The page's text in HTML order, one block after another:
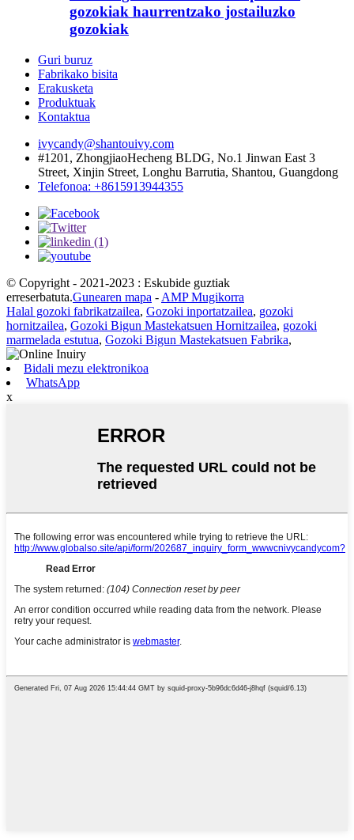
gozokiak haurrentzako jostailuzko
gozokiak
Guri buruz
Fabrikako bisita
Erakusketa
Produktuak
Kontaktua
ivycandy@shantouivy.com
#1201, ZhongjiaoHecheng BLDG, No.1 Jinwan East 3
Street, Xinjin Street, Longhu Barrutia, Shantou, Guangdong
Telefonoa: +8615913944355
© Copyright - 2021-2023 : Eskubide guztiak
erreserbatuta.Gunearen mapa - AMP Mugikorra
Halal gozoki fabrikatzailea, Gozoki inportatzailea, gozoki
hornitzailea, Gozoki Bigun Mastekatsuen Hornitzailea, gozoki
marmelada estutua, Gozoki Bigun Mastekatsuen Fabrika,
Bidali mezu elektronikoa
WhatsApp
x